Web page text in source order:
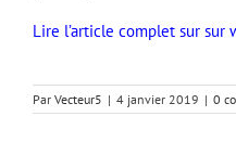
Lire l’article complet sur sur
Par Vecteur5 | 4 janvier 2019 | 0